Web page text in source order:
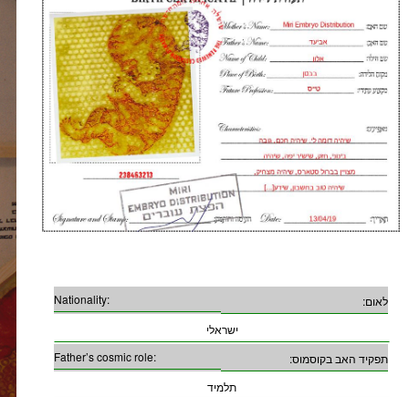
Nationality:
לאום:
ישראלי
Father’s cosmic role:
תפקיד האב בקוסמוס:
תלמיד